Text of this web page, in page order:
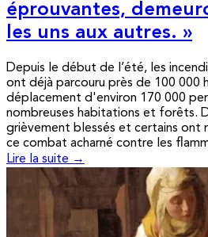
éprouvantes,
les uns aux autres. »
Depuis le début de l’été, les
ont déjà parcouru près de 100 000
déplacement d'environ 170 000
nombreuses habitations et forêts.
grièvement blessés et certains ont
ce combat acharné contre les
Lire la suite →